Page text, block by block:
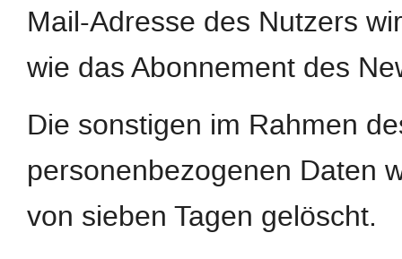
Mail-Adresse des Nutzers
wie das Abonnement des
Die sonstigen im Rahmen
personenbezogenen Daten
von sieben Tagen gelöscht.